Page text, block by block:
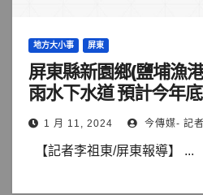
地方大小事 屏東
屏東縣新園鄉(鹽埔漁
雨水下水道 預計今年
1 月 11, 2024 今傳媒- 記
【記者李祖東/屏東報導】 ...